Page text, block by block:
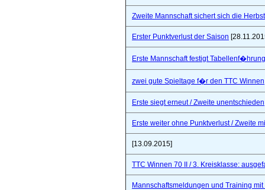
Zweite Mannschaft sichert sich die
Erster Punktverlust der Saison
Erste Mannschaft festigt
zwei gute Spieltage f�r den TTC Winnen
Erste siegt erneut / Zweite unentschieden
Erste weiter ohne Punktverlust / Zweite
[13.09.2015]
TTC Winnen 70 II / 3. Kreisklasse:
Mannschaftsmeldungen und Training